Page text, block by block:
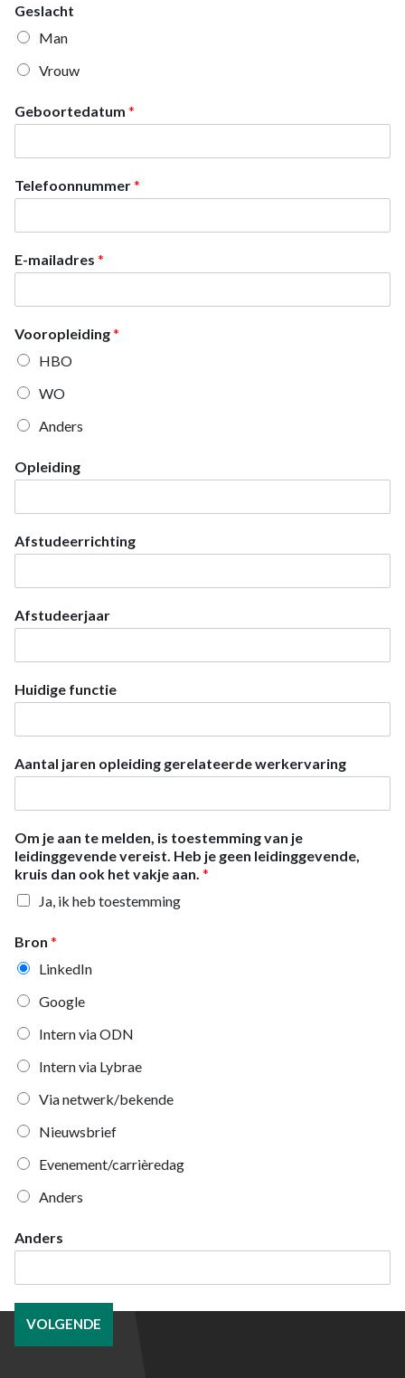
Geslacht
Man
Vrouw
Geboortedatum *
Telefoonnummer*
E-mailadres *
Vooropleiding*
HBO
WO
Anders
Opleiding
Afstudeerrichting
Afstudeerjaar
Huidige functie
Aantal jaren opleiding gerelateerde werkervaring
Om je aan te melden, is toestemming van je
leidinggevende vereist. Heb je geen leidinggevende,
kruis dan ook het vakje aan. *
Ja, ik heb toestemming
Bron *
LinkedIn
Google
Intern via ODN
Intern via Lybrae
Via netwerk/bekende
Nieuwsbrief
Evenement/carrièredag
Anders
Anders
VOLGENDE